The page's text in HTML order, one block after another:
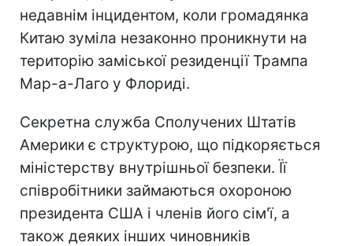
недавнім інцидентом, коли громадянка
Китаю зуміла незаконно проникнути на
територію заміської резиденції Трампа
Мар-а-Лаго у Флориді.
Секретна служба Сполучених Штатів
Америки є структурою, що підкоряється
міністерству внутрішньої безпеки. Її
співробітники займаються охороною
президента США і членів його сім'ї, а
також деяких інших чиновників